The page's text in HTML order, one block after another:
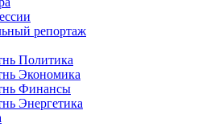
репортаж
Политика
Экономика
Финансы
Энергетика